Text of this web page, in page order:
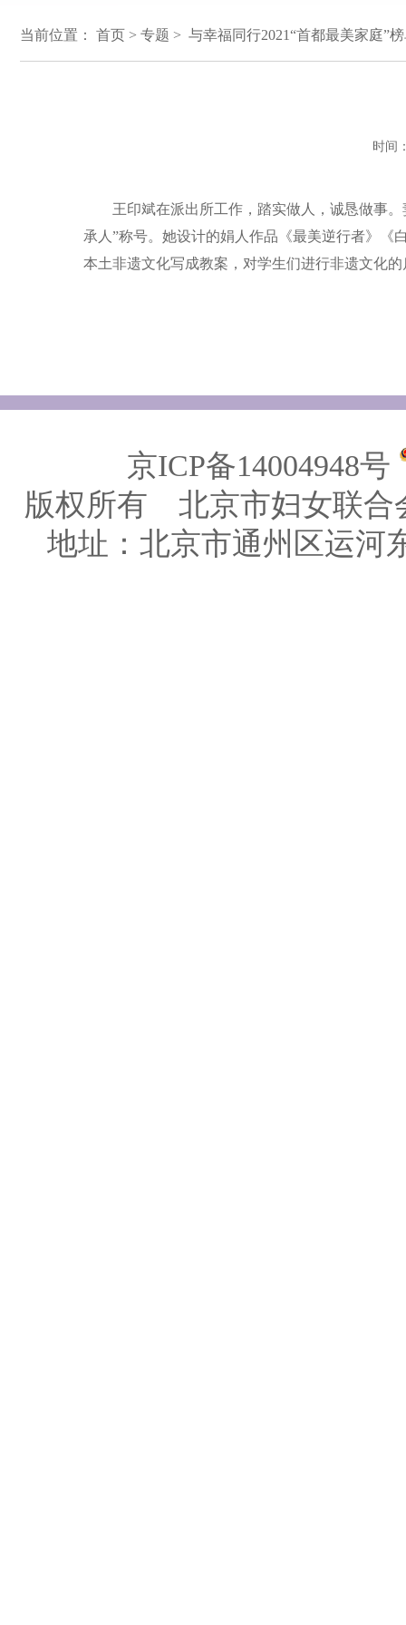
当前位置： 首页> 专题 > 与幸福同行2021“首都最美家庭”
时间
王印斌在派出所工作，踏实做人，诚恳做事。
承人”称号。她设计的娟人作品《最美逆行者》
本土非遗文化写成教案，对学生们进行非遗文化的
京ICP备14004948号
版权所有 北京市妇女联合
地址：北京市通州区运河